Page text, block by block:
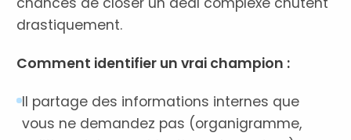
drastiquement.
Comment identifier un vrai champion :
Il partage des informations internes que
vous ne demandez pas (organigramme,